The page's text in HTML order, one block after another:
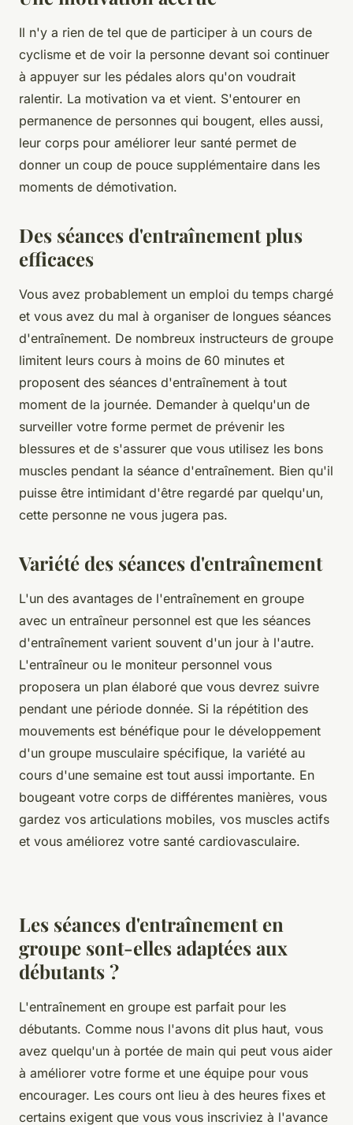
Il n'y a rien de tel que de participer à un cours de
cyclisme et de voir la personne devant soi continuer
à appuyer sur les pédales alors qu'on voudrait
ralentir. La motivation va et vient. S'entourer en
permanence de personnes qui bougent, elles aussi,
leur corps pour améliorer leur santé permet de
donner un coup de pouce supplémentaire dans les
moments de démotivation.
Des séances d'entraînement plus
efficaces
Vous avez probablement un emploi du temps chargé
et vous avez du mal à organiser de longues séances
d'entraînement. De nombreux instructeurs de groupe
limitent leurs cours à moins de 60 minutes et
proposent des séances d'entraînement à tout
moment de la journée. Demander à quelqu'un de
surveiller votre forme permet de prévenir les
blessures et de s'assurer que vous utilisez les bons
muscles pendant la séance d'entraînement. Bien qu'il
puisse être intimidant d'être regardé par quelqu'un,
cette personne ne vous jugera pas.
Variété des séances d'entraînement
L'un des avantages de l'entraînement en groupe
avec un entraîneur personnel est que les séances
d'entraînement varient souvent d'un jour à l'autre.
L'entraîneur ou le moniteur personnel vous
proposera un plan élaboré que vous devrez suivre
pendant une période donnée. Si la répétition des
mouvements est bénéfique pour le développement
d'un groupe musculaire spécifique, la variété au
cours d'une semaine est tout aussi importante. En
bougeant votre corps de différentes manières, vous
gardez vos articulations mobiles, vos muscles actifs
et vous améliorez votre santé cardiovasculaire.
Les séances d'entraînement en
groupe sont-elles adaptées aux
débutants ?
L'entraînement en groupe est parfait pour les
débutants. Comme nous l'avons dit plus haut, vous
avez quelqu'un à portée de main qui peut vous aider
à améliorer votre forme et une équipe pour vous
encourager. Les cours ont lieu à des heures fixes et
certains exigent que vous vous inscriviez à l'avance